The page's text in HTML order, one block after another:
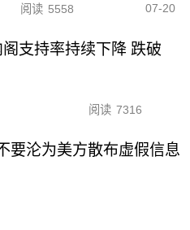
阅读 5558 07-20
支持率持续下降 跌破
阅读 7316
要沦为美方散布虚假信息